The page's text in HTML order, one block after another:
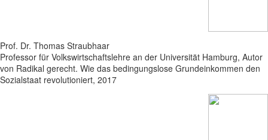
Prof. Dr. Thomas Straubhaar
Professor für Volkswirtschaftslehre an der Universität Hamburg, Autor
von Radikal gerecht. Wie das bedingungslose Grundeinkommen den
Sozialstaat revolutioniert, 2017